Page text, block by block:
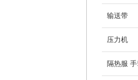
输送带
压力机
隔热服 手